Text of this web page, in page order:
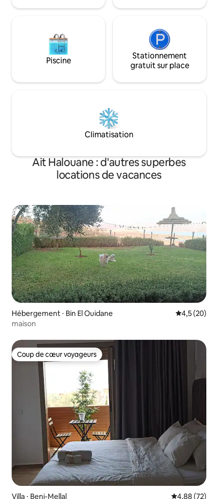
Piscine
Stationnement
gratuit sur place
Climatisation
Ait Halouane : d'autres superbes
locations de vacances
Hébergement ⋅ Bin El Ouidane Évaluation
4,5 (20)
maison
Coup de cœur voyageurs
Coup de cœur voyageurs
Villa ⋅ Beni-Mellal Évaluation
4,88 (72)